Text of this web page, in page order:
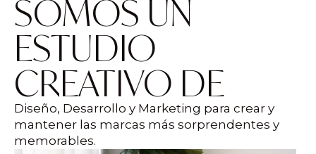
SOMOS UN
ESTUDIO
CREATIVO DE
Diseño, Desarrollo y Marketing para crear y
mantener las marcas más sorprendentes y
memorables.